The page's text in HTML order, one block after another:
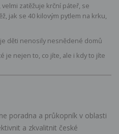
zatěžuje krční páteř, se
jak se 40 kilovým pytlem na krku,
děti nenosily nesnědené domů
je nejen to, co jíte, ale i kdy to jíte
poradna a průkopník v oblasti
a zkvalitnit české